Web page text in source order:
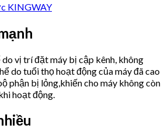
KINGWAY
vị trí đặt máy bị cập kênh, không
do tuổi thọ hoạt động của máy đã cao
phận bị lỏng,khiến cho máy không còn
hoạt động.